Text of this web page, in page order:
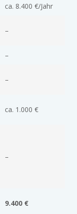
ca. 8.400 €/Jahr
–
–
–
ca. 1.000 €
–
9.400 €